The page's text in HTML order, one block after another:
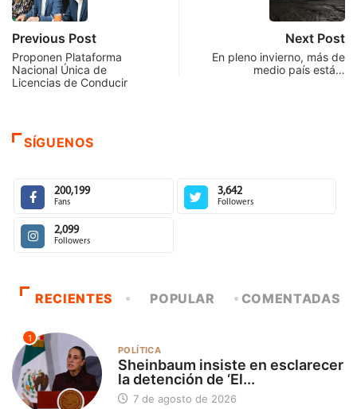
Previous Post
Proponen Plataforma
Nacional Única de
Licencias de Conducir
Next Post
En pleno invierno, más de
medio país está…
SÍGUENOS
200,199
Fans
3,642
Followers
2,099
Followers
RECIENTES POPULAR COMENTADAS
1
POLÍTICA
Sheinbaum insiste en esclarecer
la detención de ‘El...
7 de agosto de 2026